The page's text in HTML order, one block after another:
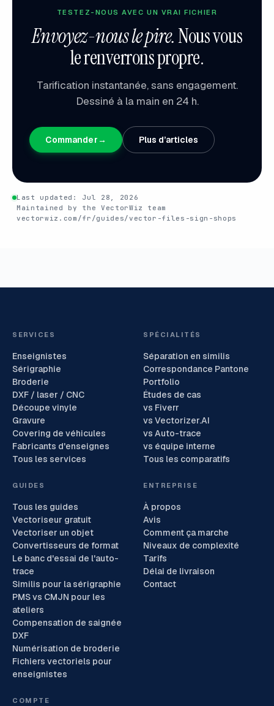
TESTEZ-NOUS AVEC UN VRAI FICHIER
Envoyez-nous le pire.Nous vous
le renverrons propre.
Tarification instantanée, sans engagement.
Dessiné à la main en 24 h.
Commander→ Plus d’articles
Last updated: Jul 28, 2026
Maintained by the VectorWiz team
vectorwiz.com/fr/guides/vector-files-sign-shops
SERVICES
Enseignistes
Sérigraphie
Broderie
DXF / laser / CNC
Découpe vinyle
Gravure
Covering de véhicules
Fabricants d'enseignes
Tous les services
SPÉCIALITÉS
Séparation en similis
Correspondance Pantone
Portfolio
Études de cas
vs Fiverr
vs Vectorizer.AI
vs Auto-trace
vs équipe interne
Tous les comparatifs
GUIDES
Tous les guides
Vectoriseur gratuit
Vectoriser un objet
Convertisseurs de format
Le banc d'essai de l'auto-
trace
Similis pour la sérigraphie
PMS vs CMJN pour les
ateliers
Compensation de saignée
DXF
Numérisation de broderie
Fichiers vectoriels pour
enseignistes
ENTREPRISE
À propos
Avis
Comment ça marche
Niveaux de complexité
Tarifs
Délai de livraison
Contact
COMPTE